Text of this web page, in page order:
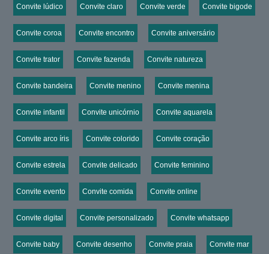
Convite lúdico Convite claro Convite verde Convite bigode
Convite coroa Convite encontro Convite aniversário
Convite trator Convite fazenda Convite natureza
Convite bandeira Convite menino Convite menina
Convite infantil Convite unicórnio Convite aquarela
Convite arco íris Convite colorido Convite coração
Convite estrela Convite delicado Convite feminino
Convite evento Convite comida Convite online
Convite digital Convite personalizado Convite whatsapp
Convite baby Convite desenho Convite praia Convite mar